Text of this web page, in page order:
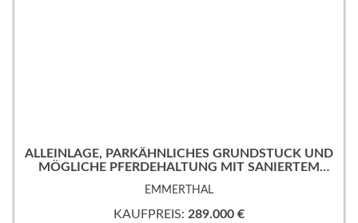
ALLEINLAGE, PARKÄHNLICHES GRUNDSTÜCK UND
MÖGLICHE PFERDEHALTUNG MIT SANIERTEM
EMMERTHAL
KAUFPREIS: 289.000 €